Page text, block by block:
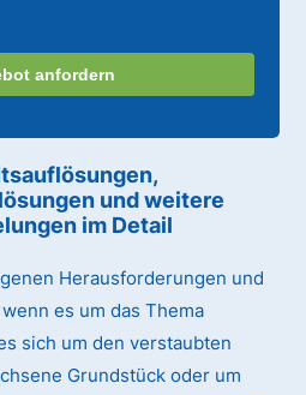
anfordern
und weitere
im Detail
Herausforderungen und
es um das Thema
sich um den verstaubten
Grundstück oder um